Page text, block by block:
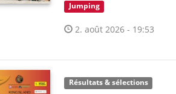
Jumping
2. août 2026 - 19:53
Résultats & sélections